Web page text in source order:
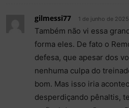
gilmessi77 1 de junho de
Também não vi essa
forma eles. De fato o
defesa, que apesar dos
nenhuma culpa do
bom. Mas isso iria
desperdiçando pênaltis,